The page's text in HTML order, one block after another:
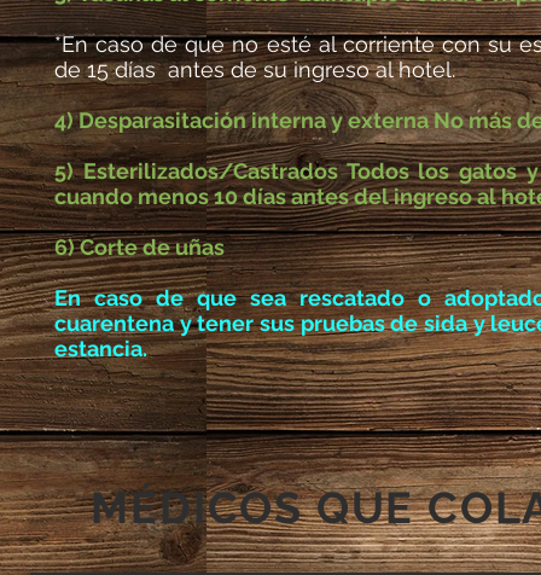
*En caso de que no esté al corriente con su
de 15 días antes de su ingreso al hotel.
4) Desparasitación interna y externa No más
5) Esterilizados/Castrados Todos los gatos
cuando menos 10 días antes del ingreso al
6) Corte de uñas
En caso de que sea rescatado o
cuarentena y tener sus pruebas de sida y
estancia.
MÉDICOS QUE